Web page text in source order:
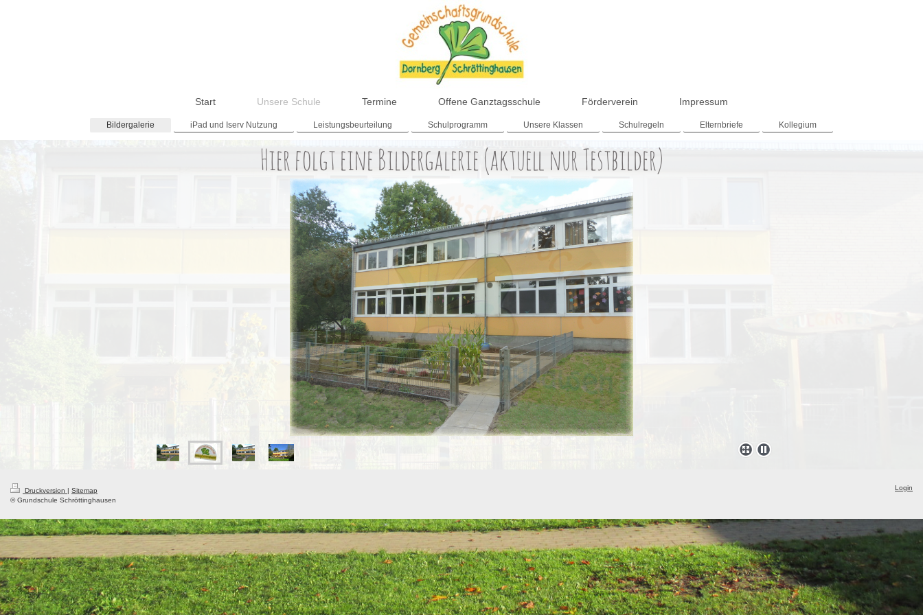
Start Unsere Schule Termine Offene Ganztagsschule Förderverein Impressum
Bildergalerie iPad und Iserv Nutzung Leistungsbeurteilung Schulprogramm Unsere Klassen Schulregeln Elternbriefe Kollegium
Hier folgt eine Bildergalerie (aktuell nur Testbilder)
Druckversion
Sitemap
© Grundschule Schröttinghausen
Login